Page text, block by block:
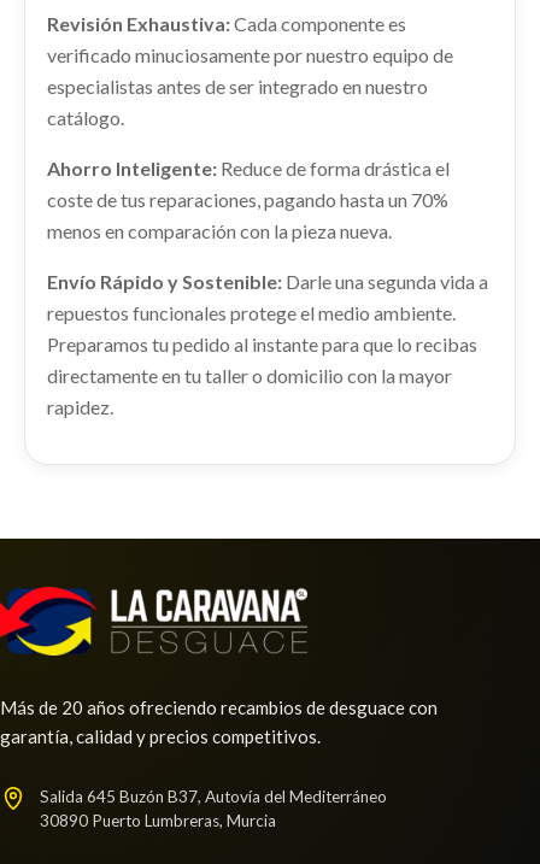
CAPO 66400AT000
CAPO 66400AT000 usado.
Ref: 2274113 OEM: 66400AT000
682,22 €
RETROVISOR IZQUIERDO
KIA NIRO II (SG2) 1.6 GDI HYBRID
Ref: 2274140
Consultar
TRANSMISION DELANTERA IZQUIERDA
TRANSMISION DELANTERA IZQUIERDA... usado.
KIA NIRO II (SG2) 1.6 GDI HYBRID
Consultar
CREMALLERA DIRECCION
CREMALLERA DIRECCION usado.
Ref: 2274116
DEPOSITO COMBUSTIBLE
DEPOSITO COMBUSTIBLE usado.
KIA NIRO II (SG2) 1.6 GDI HYBRID
Ref:
Consultar
54651AT200
AMORTIGUADOR DELANTERO DERECHO...
usado.
Ref: 2274107 OEM: 54651AT200
Consultar
IZQUIERDO 54650AT200
AMORTIGUADOR DELANTERO IZQUIERDO...
Revisión Exhaustiva:Cada componente es
verificado minuciosamente por nuestro equipo de
especialistas antes de ser integrado en nuestro
catálogo.
Ahorro Inteligente: Reduce de forma drástica el
coste de tus reparaciones, pagando hasta un 70%
menos en comparación con la pieza nueva.
Envío Rápido y Sostenible: Darle una segunda vida a
repuestos funcionales protege el medio ambiente.
Preparamos tu pedido al instante para que lo recibas
directamente en tu taller o domicilio con la mayor
rapidez.
Más de 20 años ofreciendo recambios de desguace con
garantía, calidad y precios competitivos.
Salida 645 Buzón B37, Autovía del Mediterráneo
30890 Puerto Lumbreras, Murcia